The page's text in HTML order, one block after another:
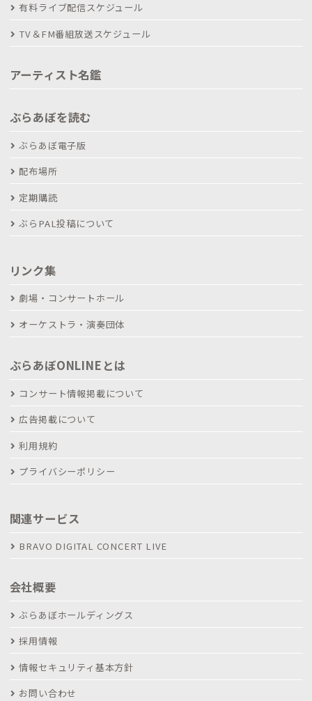
有料ライブ配信スケジュール
TV＆FM番組放送スケジュール
アーティスト名鑑
ぶらあぼを読む
ぶらあぼ電子版
配布場所
定期購読
ぶらPAL投稿について
リンク集
劇場・コンサートホール
オーケストラ・演奏団体
ぶらあぼONLINEとは
コンサート情報掲載について
広告掲載について
利用規約
プライバシーポリシー
関連サービス
BRAVO DIGITAL CONCERT LIVE
会社概要
ぶらあぼホールディングス
採用情報
情報セキュリティ基本方針
お問い合わせ